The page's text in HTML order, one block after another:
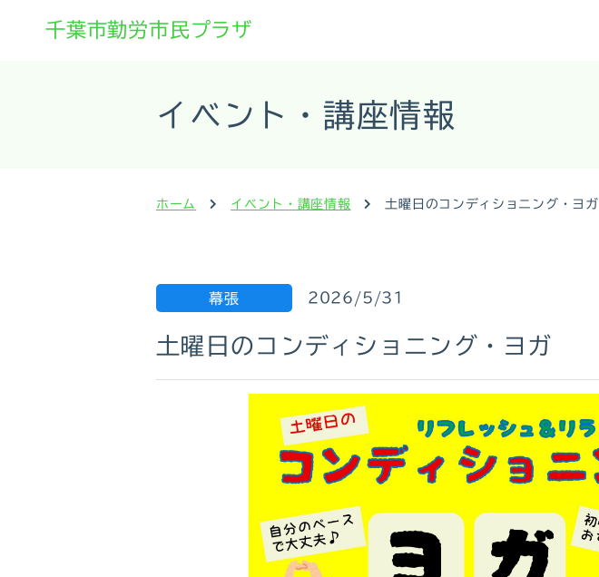
千葉市勤労市民プラザ
イベント・講座情報
ホーム イベント・講座情報 土曜日のコンディショニング・ヨガ
幕張 2026/5/31
土曜日のコンディショニング・ヨガ